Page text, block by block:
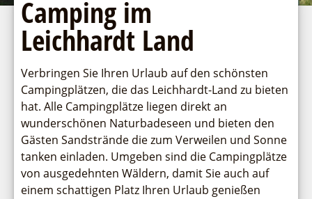
Einkaufen
Gruppen
Fremdenverkehrsvereine
Ludwig Leichhardt
Kahnfahrten
Fahrgastschiff
Veranstaltungen
Veranstaltungshöhepunkte
Wirtschaftsförderung
Regionalentwicklung
SPOT
Bürgerbus
Naturwelt Lieberoser Heide
Q-Gemeinde Schwielochsee
Service
Über uns
Team
Aktuelles
Infomaterial
Camping im
Leichhardt Land
Verbringen Sie Ihren Urlaub auf den schönsten
Campingplätzen, die das Leichhardt-Land zu bieten
hat. Alle Campingplätze liegen direkt an
wunderschönen Naturbadeseen und bieten den
Gästen Sandstrände die zum Verweilen und Sonne
tanken einladen. Umgeben sind die Campingplätze
von ausgedehnten Wäldern, damit Sie auch auf
einem schattigen Platz Ihren Urlaub genießen